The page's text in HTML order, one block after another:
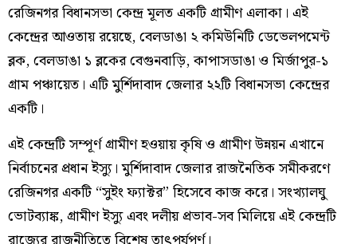
রেজিনগর বিধানসভা কেন্দ্র মূলত একটি গ্রামীণ এলাকা। এই
কেন্দ্রের আওতায় রয়েছে, বেলডাঙা ২ কমিউনিটি ডেভেলপমেন্ট
ব্লক, বেলডাঙা ১ ব্লকের বেগুনবাড়ি, কাপাসডাঙা ও মির্জাপুর-১
গ্রাম পঞ্চায়েত। এটি মুর্শিদাবাদ জেলার ২২টি বিধানসভা কেন্দ্রের
একটি।
এই কেন্দ্রটি সম্পূর্ণ গ্রামীণ হওয়ায় কৃষি ও গ্রামীণ উন্নয়ন এখানে
নির্বাচনের প্রধান ইস্যু। মুর্শিদাবাদ জেলার রাজনৈতিক সমীকরণে
রেজিনগর একটি “সুইং ফ্যাক্টর” হিসেবে কাজ করে। সংখ্যালঘু
ভোটব্যাঙ্ক, গ্রামীণ ইস্যু এবং দলীয় প্রভাব-সব মিলিয়ে এই কেন্দ্রটি